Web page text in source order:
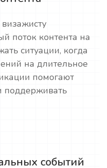
поток контента на
ситуации, когда
на длительное
помогают
поддерживать
событий